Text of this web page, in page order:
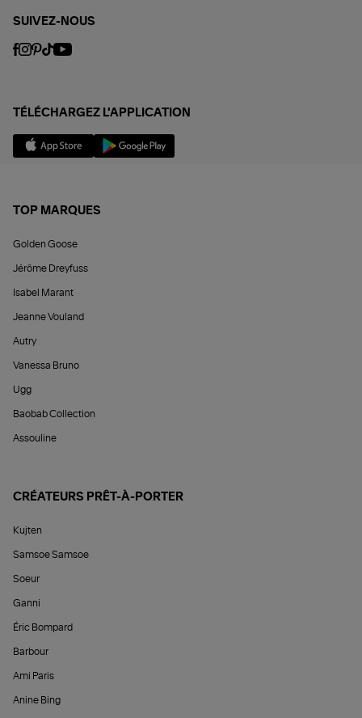
SUIVEZ-NOUS
TÉLÉCHARGEZ L'APPLICATION
TOP MARQUES
Golden Goose
Jérôme Dreyfuss
Isabel Marant
Jeanne Vouland
Autry
Vanessa Bruno
Ugg
Baobab Collection
Assouline
CRÉATEURS PRÊT-À-PORTER
Kujten
Samsoe Samsoe
Soeur
Ganni
Éric Bompard
Barbour
Ami Paris
Anine Bing